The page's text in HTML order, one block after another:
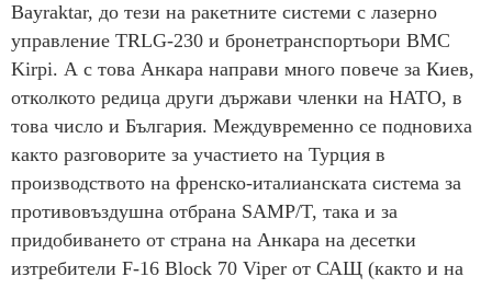
Bayraktar, до тези на ракетните системи с лазерно
управление TRLG-230 и бронетранспортьори BMC
Kirpi. А с това Анкара направи много повече за Киев,
отколкото редица други държави членки на НАТО, в
това число и България. Междувременно се подновиха
както разговорите за участието на Турция в
производството на френско-италианската система за
противовъздушна отбрана SAMP/T, така и за
придобиването от страна на Анкара на десетки
изтребители F-16 Block 70 Viper от САЩ (както и на